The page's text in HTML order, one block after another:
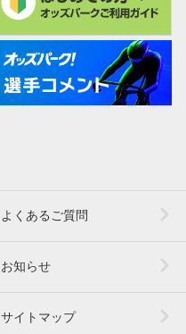
よくあるご質問
お知らせ
サイトマップ